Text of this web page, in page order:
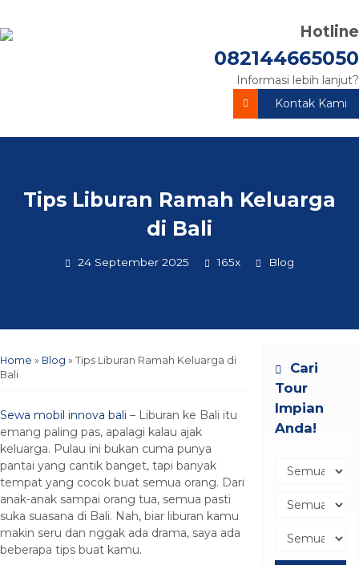
Hotline
082144665050
Informasi lebih lanjut?
Kontak Kami
Tips Liburan Ramah Keluarga
di Bali
24 September 2025 165x Blog
Home » Blog » Tips Liburan Ramah Keluarga di
Bali
Sewa mobil innova bali – Liburan ke Bali itu
emang paling pas, apalagi kalau ajak
keluarga. Pulau ini bukan cuma punya
pantai yang cantik banget, tapi banyak
tempat yang cocok buat semua orang. Dari
anak-anak sampai orang tua, semua pasti
suka suasana di Bali. Nah, biar liburan kamu
makin seru dan nggak ada drama, saya ada
beberapa tips buat kamu.
Cari
Tour
Impian
Anda!